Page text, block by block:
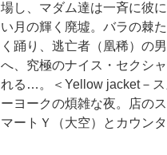
場し、マダム達は一斉に彼
い月の輝く廃墟。バラの棘
く踊り、逃亡者（凰稀）の
へ、究極のナイス・セクシ
れる…。＜Yellow jacket－ス
ーヨークの煩雑な夜。店の
マートＹ（大空）とカウン